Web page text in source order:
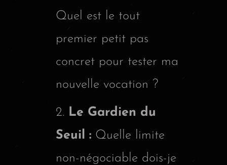
Quel est le tout
premier petit pas
concret pour tester ma
nouvelle vocation ?
Le Gardien du
Seuil : Quelle limite
non-négociable dois-je